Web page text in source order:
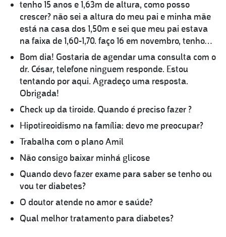
tenho 15 anos e 1,63m de altura, como posso
crescer? não sei a altura do meu pai e minha mãe
está na casa dos 1,50m e sei que meu pai estava
na faixa de 1,60-1,70. faço 16 em novembro, tenho…
Bom dia! Gostaria de agendar uma consulta com o
dr. César, telefone ninguem responde. Estou
tentando por aqui. Agradeço uma resposta.
Obrigada!
Check up da tiroide. Quando é preciso fazer ?
Hipotireoidismo na família: devo me preocupar?
Trabalha com o plano Amil
Não consigo baixar minhá glicose
Quando devo fazer exame para saber se tenho ou
vou ter diabetes?
O doutor atende no amor e saúde?
Qual melhor tratamento para diabetes?